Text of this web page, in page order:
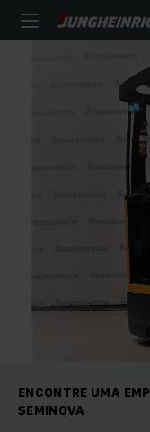
ENCONTRE UMA
SEMINOVA